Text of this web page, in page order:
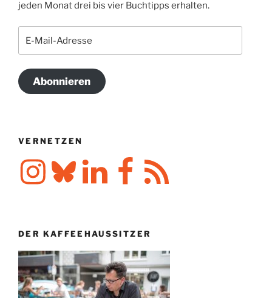
jeden Monat drei bis vier Buchtipps erhalten.
Mail-
Abonnieren
VERNETZEN
InstagramBlueskyLinkedIn FacebookRSS-
Feed
DER KAFFEEHAUSSITZER